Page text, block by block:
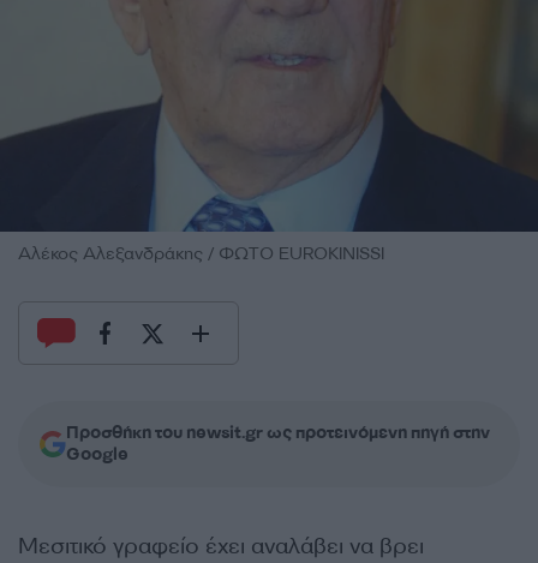
Αλέκος Αλεξανδράκης / ΦΩΤΟ EUROKINISSI
Προσθήκη του newsit.gr ως προτεινόμενη πηγή στην
Google
Μεσιτικό γραφείο έχει αναλάβει να βρει